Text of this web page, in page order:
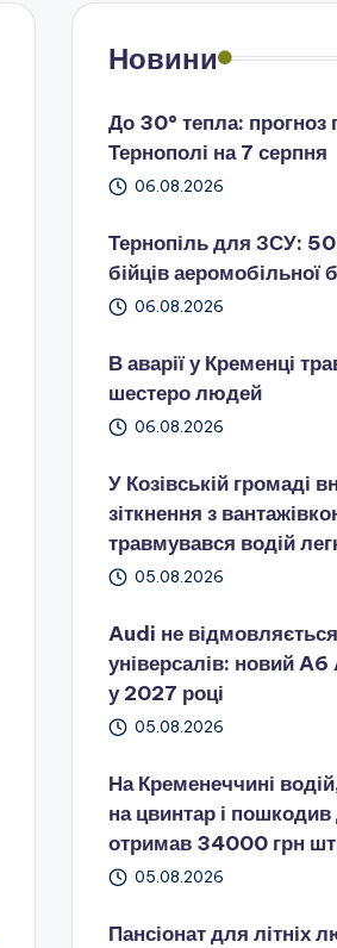
Новини
До 30° тепла: прогноз
Тернополі на 7 серпня
06.08.2026
Тернопіль для ЗСУ:
бійців аеромобільної
06.08.2026
В аварії у Кременці
шестеро людей
06.08.2026
У Козівській громаді
зіткнення з
травмувався водій
05.08.2026
Audi не
універсалів: новий
у 2027 році
05.08.2026
На Кременеччині
на цвинтар і
отримав 34000 грн
05.08.2026
Пансіонат для літніх